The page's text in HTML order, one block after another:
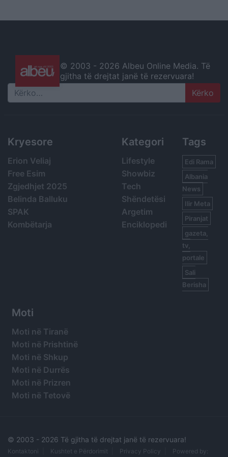
© 2003 - 2026 Albeu Online Media. Të
gjitha të drejtat janë të rezervuara!
Search
Kryesore
Erion Veliaj
Free Esim
Zgjedhjet 2025
Belinda Balluku
SPAK
Kombëtarja
Kategori
Lifestyle
Showbiz
Tech
Shëndetësi
Argetim
Enciklopedi
Tags
Edi Rama
Albania
News
Ilir Meta
Piranjat
gazeta,
tv,
portale
Sali
Berisha
Moti
Moti në Tiranë
Moti në Prishtinë
Moti në Shkup
Moti në Durrës
Moti në Prizren
Moti në Tetovë
© 2003 - 2026 Të gjitha të drejtat janë të rezervuara!
Kontaktoni Kushtet e Përdorimit Privacy Policy Powered by: